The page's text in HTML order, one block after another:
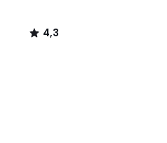
4,3
/